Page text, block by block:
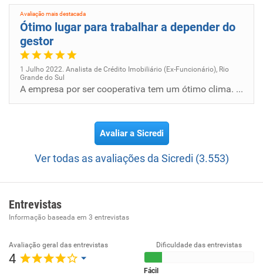
Avaliação mais destacada
Ótimo lugar para trabalhar a depender do
gestor
1 Julho 2022. Analista de Crédito Imobiliário (Ex-Funcionário), Rio
Grande do Sul
A empresa por ser cooperativa tem um ótimo clima. Num geral o ambiente é muito amigável e te proporciona realizar o teu...
Avaliar a Sicredi
Ver todas as avaliações da Sicredi (3.553)
Entrevistas
Informação baseada em 3 entrevistas
Avaliação geral das entrevistas
4
Dificuldade das entrevistas
Fácil